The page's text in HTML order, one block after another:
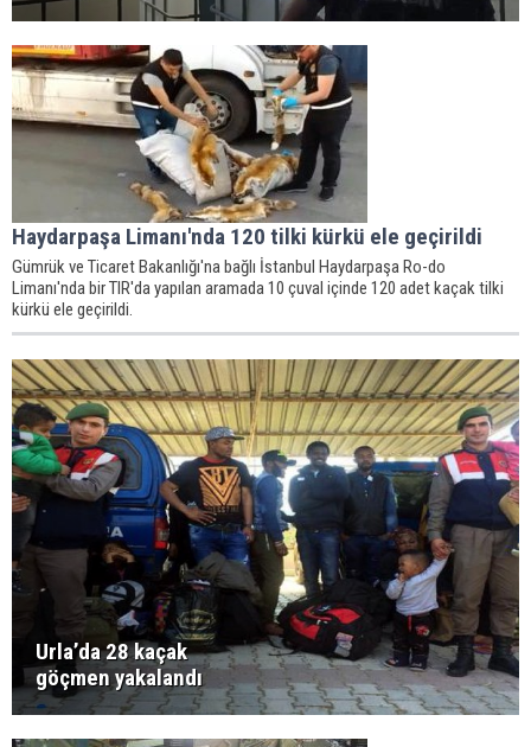
Haydarpaşa Limanı'nda 120 tilki kürkü ele geçirildi
Gümrük ve Ticaret Bakanlığı'na bağlı İstanbul Haydarpaşa Ro-do
Limanı'nda bir TIR'da yapılan aramada 10 çuval içinde 120 adet kaçak tilki
kürkü ele geçirildi.
Urla’da 28 kaçak
göçmen yakalandı